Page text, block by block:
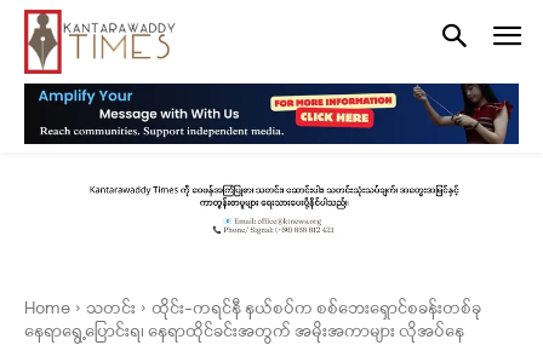
Home သတင်း
ထိုင်း-ကရင်နီ နယ်စပ်က စစ်ဘေးရှောင်စခန်းတစ်ခု
နေရာရွေ့ပြောင်းရ၊ နေရာထိုင်ခင်းအတွက် အမိုးအကာများ လိုအပ်နေ